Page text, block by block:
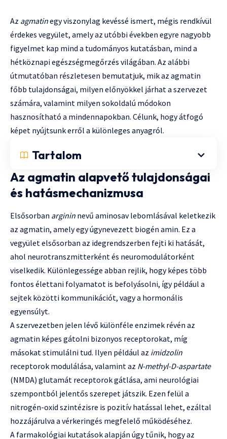
Az agmatinegy viszonylag kevéssé ismert, mégis rendkívül
érdekes vegyület, amely az utóbbi években egyre nagyobb
figyelmet kap mind a tudományos kutatásban, mind a
hétköznapi egészségmegőrzés világában. Az alábbi
útmutatóban részletesen bemutatjuk, mik az agmatin
főbb tulajdonságai, milyen előnyökkel járhat a szervezet
számára, valamint milyen sokoldalú módokon
hasznosítható a mindennapokban. Célunk, hogy átfogó
képet nyújtsunk erről a különleges anyagról.
Tartalom
Az agmatin alapvető tulajdonságai
és hatásmechanizmusa
Elsősorban arginin nevű aminosav lebomlásával keletkezik
az agmatin, amely egy úgynevezett biogén amin. Ez a
vegyület elsősorban az idegrendszerben fejti ki hatását,
ahol neurotranszmitterként és neuromodulátorként
viselkedik. Különlegessége abban rejlik, hogy képes több
fontos élettani folyamatot is befolyásolni, így például a
sejtek közötti kommunikációt, vagy a hormonális
egyensúlyt.
A szervezetben jelen lévő különféle enzimek révén az
agmatin képes gátolni bizonyos receptorokat, míg
másokat stimulálni tud. Ilyen például az imidzolin
receptorok modulálása, valamint az N-methyl-D-aspartate
(NMDA) glutamát receptorok gátlása, ami neurológiai
szempontból jelentős szerepet játszik. Ezen felül a
nitrogén-oxid szintézisre is pozitív hatással lehet, ezáltal
hozzájárulva a vérkeringés megfelelő működéséhez.
A farmakológiai kutatások alapján úgy tűnik, hogy az